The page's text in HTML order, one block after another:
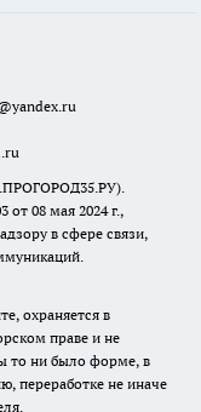
08 мая 2024 г.,
в сфере связи,
охраняется в
праве и не
то ни было форме, в
переработке не иначе